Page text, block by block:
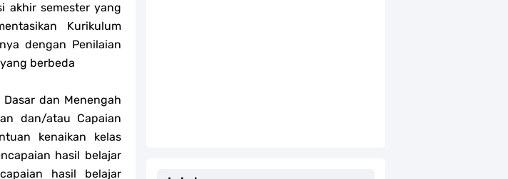
akhir semester yang
Kurikulum
dengan Penilaian
berbeda
dan Menengah
dan/atau Capaian
kenaikan kelas
hasil belajar
hasil belajar